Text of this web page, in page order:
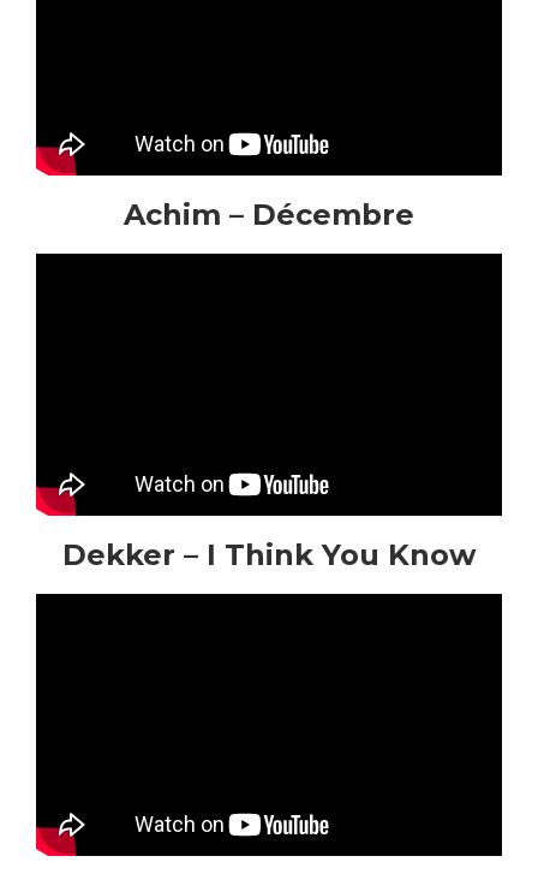
Achim – Décembre
Dekker – I Think You Know